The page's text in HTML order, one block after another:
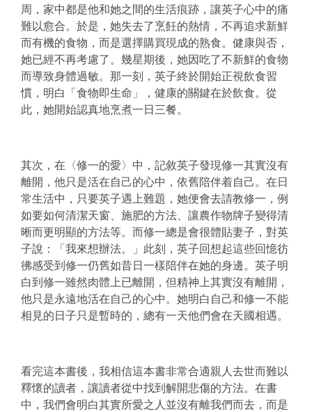
周，家中都是他和她之間的生活痕跡，讓英子心中的痛
難以愈合。於是，她失去了烹飪的熱情，不再追求新鮮
而有機的食物，而是選擇購買現成的熟食。健康與否，
她已經不再考慮了。幾星期後，她因吃了不新鮮的食物
而導致身體過敏。那一刻，英子終於開始正視飲食習
慣，明白「食物即生命」，健康的關鍵在於飲食。從
此，她開始認真地烹煮一日三餐。
其次，在〈修一的愛〉中，記敘英子發現修一其實沒有
離開，他只是活在自己的心中，依舊陪伴着自己。在日
常生活中，只要英子遇上難題，她便會去請教修一，例
如要如何清潔天窗、施肥的方法、讓農作物牌子變得清
晰而更明顯的方法等。而修一總是會很體貼妻子，對英
子說：「我來想辦法。」此刻，英子回想起這些回憶彷
彿感受到修一仍舊如昔日一樣陪伴在她的身邊。英子明
白到修一雖然肉體上已離開，但精神上其實沒有離開，
他只是永遠地活在自己的心中。她明白自己和修一不能
相見的日子只是暫時的，總有一天他們會在天國相遇。
看完這本書後，我相信這本書非常合適親人去世而難以
釋懷的讀者，讓讀者從中找到解開悲傷的方法。在書
中，我們會明白其實所愛之人並沒有離我們而去，而是